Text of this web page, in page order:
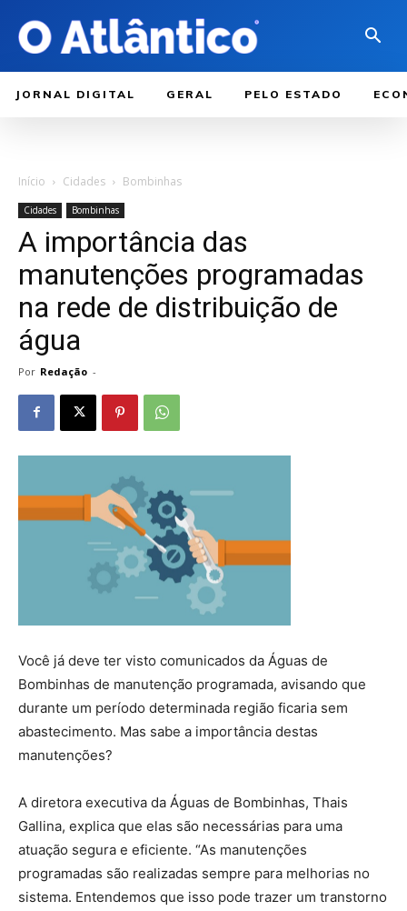
JORNAL DIGITAL GERAL PELO ESTADO
Início Cidades Bombinhas
Cidades Bombinhas
A importância das
manutenções programadas
na rede de distribuição de
água
Por Redação -
Você já deve ter visto comunicados da Águas de
Bombinhas de manutenção programada, avisando que
durante um período determinada região ficaria sem
abastecimento. Mas sabe a importância destas
manutenções?
A diretora executiva da Águas de Bombinhas, Thais
Gallina, explica que elas são necessárias para uma
atuação segura e eficiente. “As manutenções
programadas são realizadas sempre para melhorias no
sistema. Entendemos que isso pode trazer um transtorno